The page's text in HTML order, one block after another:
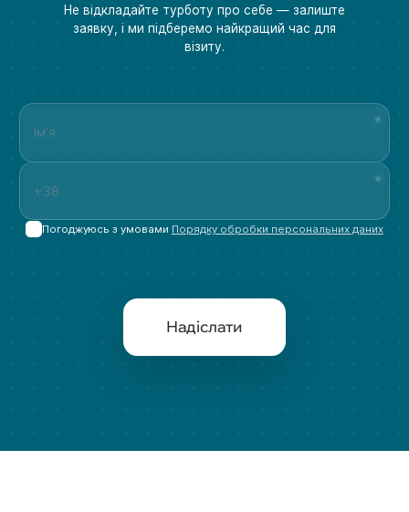
Не відкладайте турботу про себе — залиште
заявку, і ми підберемо найкращий час для
візиту.
Погоджуюсь з умовами Порядку обробки персональних даних
Надіслати